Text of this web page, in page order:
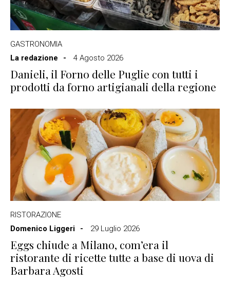
GASTRONOMIA
La redazione
4 Agosto 2026
Danieli, il Forno delle Puglie con tutti i
prodotti da forno artigianali della regione
RISTORAZIONE
Domenico Liggeri
29 Luglio 2026
Eggs chiude a Milano, com’era il
ristorante di ricette tutte a base di uova di
Barbara Agosti